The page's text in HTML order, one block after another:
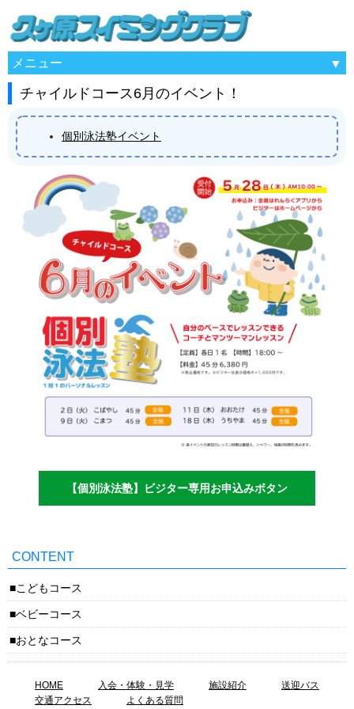
メニュー
チャイルドコース6月のイベント！
個別泳法塾イベント
【個別泳法塾】ビジター専用お申込みボタン
CONTENT
こどもコース
ベビーコース
おとなコース
HOME 入会・体験・見学 施設紹介
送迎バス
交通アクセス
よくある質問